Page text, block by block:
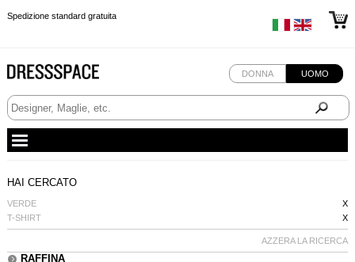
Spedizione standard gratuita
DONNA UOMO
HAI CERCATO
VERDE
X
T-SHIRT
X
AZZERA LA RICERCA
RAFFINA